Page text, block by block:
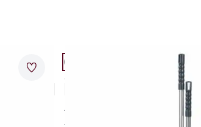
Merkzettel
Artikel 14 von 24.
Steh-Kehr-Garnitur